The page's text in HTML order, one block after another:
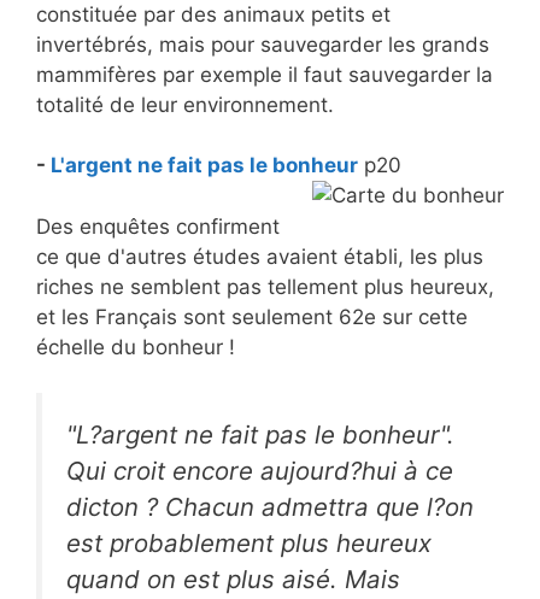
constituée par des animaux petits et
invertébrés, mais pour sauvegarder les grands
mammifères par exemple il faut sauvegarder la
totalité de leur environnement.
- L'argent ne fait pas le bonheur p20
Des enquêtes confirment
ce que d'autres études avaient établi, les plus
riches ne semblent pas tellement plus heureux,
et les Français sont seulement 62e sur cette
échelle du bonheur !
"L?argent ne fait pas le bonheur".
Qui croit encore aujourd?hui à ce
dicton ? Chacun admettra que l?on
est probablement plus heureux
quand on est plus aisé. Mais